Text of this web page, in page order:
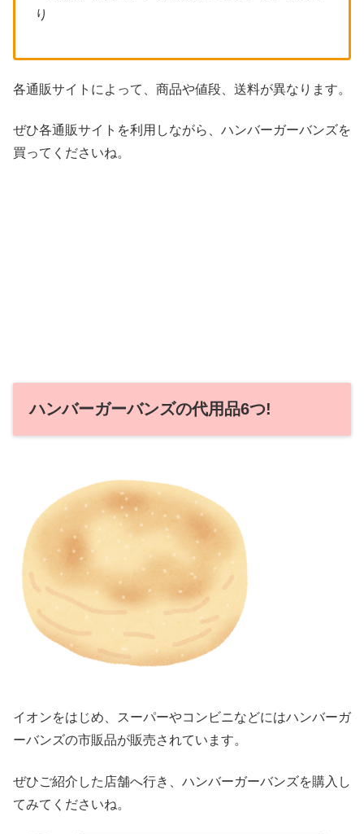
り
各通販サイトによって、商品や値段、送料が異なります。
ぜひ各通販サイトを利用しながら、ハンバーガーバンズを
買ってくださいね。
ハンバーガーバンズの代用品6つ!
イオンをはじめ、スーパーやコンビニなどにはハンバーガ
ーバンズの市販品が販売されています。
ぜひご紹介した店舗へ行き、ハンバーガーバンズを購入し
てみてくださいね。